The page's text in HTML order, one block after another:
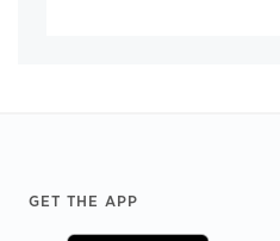
Footer
GET THE APP